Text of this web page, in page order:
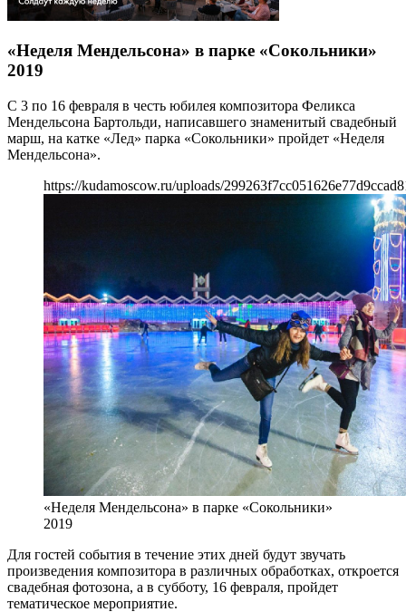
«Неделя Мендельсона» в парке «Сокольники»
2019
С 3 по 16 февраля в честь юбилея композитора Феликса
Мендельсона Бартольди, написавшего знаменитый свадебный
марш, на катке «Лед» парка «Сокольники» пройдет «Неделя
Мендельсона».
https://kudamoscow.ru/uploads/
«Неделя Мендельсона» в парке «Сокольники»
2019
Для гостей события в течение этих дней будут звучать
произведения композитора в различных обработках, откроется
свадебная фотозона, а в субботу, 16 февраля, пройдет
тематическое мероприятие.